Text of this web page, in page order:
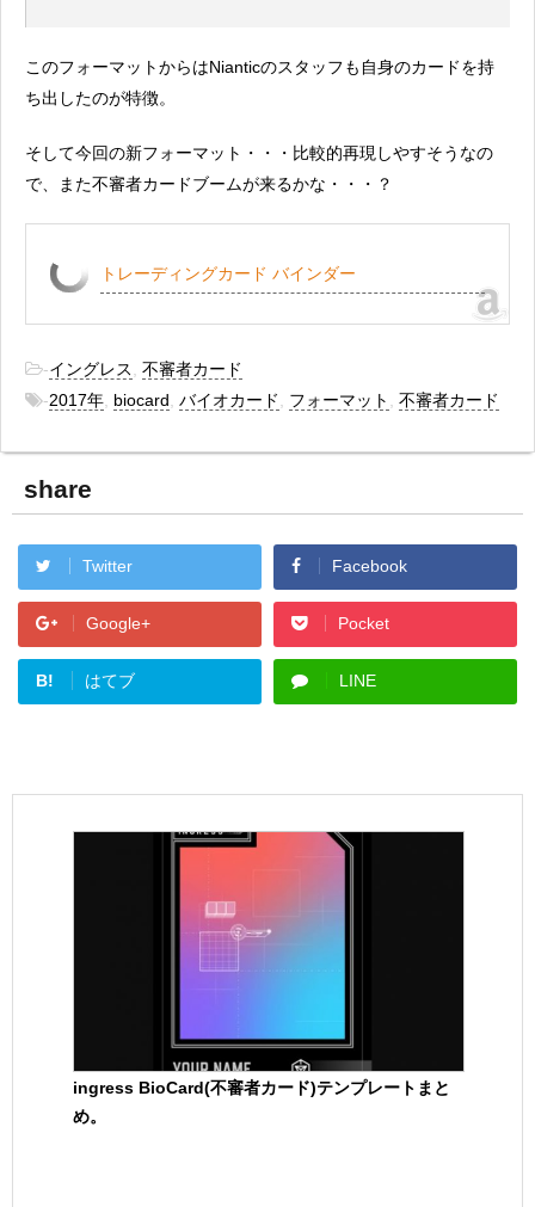
このフォーマットからはNianticのスタッフも自身のカードを持
ち出したのが特徴。
そして今回の新フォーマット・・・比較的再現しやすそうなの
で、また不審者カードブームが来るかな・・・？
トレーディングカード バインダー
-イングレス
不審者カード
-2017年 biocard バイオカード フォーマット 不審者カード
share
Twitter Facebook
Google+ Pocket
B! はてブ LINE
ingress BioCard(不審者カード)テンプレートまと
め。